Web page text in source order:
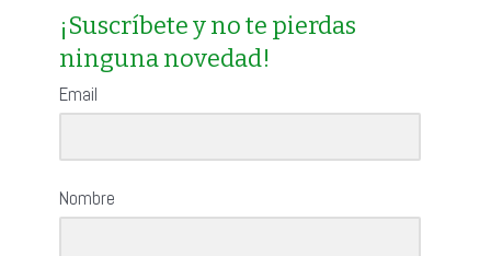
¡Suscríbete y no te pierdas
ninguna novedad!
Email
Nombre